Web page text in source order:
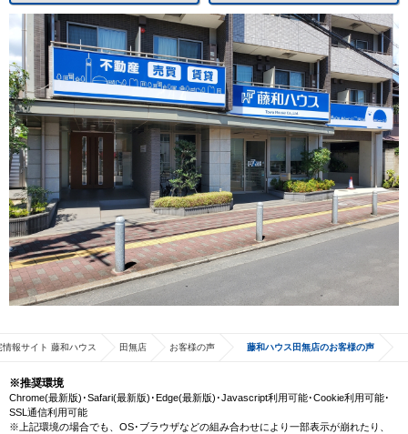
報サイト 藤和ハウス 田無店 お客様の声 藤和ハウス田無店のお客様の声
※推奨環境
Chrome(最新版)･Safari(最新版)･Edge(最新版)･Javascript利用可能･Cookie利用可能･
SSL通信利用可能
※上記環境の場合でも、OS･ブラウザなどの組み合わせにより一部表示が崩れたり、